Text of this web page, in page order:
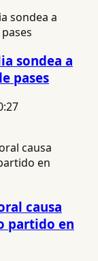
sondea a
pases
causa
partido en